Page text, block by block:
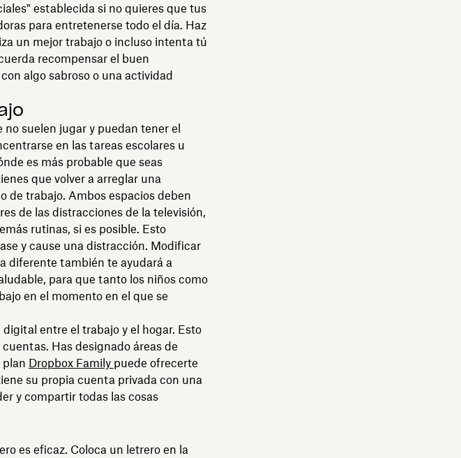
establecida si no quieres que tus
para entretenerse todo el día. Haz
un mejor trabajo o incluso intenta tú
recompensar el buen
algo sabroso o una actividad
suelen jugar y puedan tener el
en las tareas escolares u
es más probable que seas
que volver a arreglar una
de trabajo. Ambos espacios deben
de las distracciones de la televisión,
rutinas, si es posible. Esto
y cause una distracción. Modificar
diferente también te ayudará a
para que tanto los niños como
en el momento en el que se
entre el trabajo y el hogar. Esto
Has designado áreas de
plan Dropbox Family puede ofrecerte
su propia cuenta privada con una
y compartir todas las cosas
es eficaz. Coloca un letrero en la